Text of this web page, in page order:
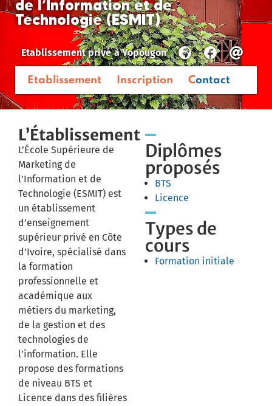
de l’Information et de
Technologie (ESMIT)
Etablissement privé àYopougon
Etablissement Inscription Contact
L’Établissement
L’École Supérieure de
Marketing de
l’Information et de
Technologie (ESMIT) est
un établissement
d’enseignement
supérieur privé en Côte
d’Ivoire, spécialisé dans
la formation
professionnelle et
académique aux
métiers du marketing,
de la gestion et des
technologies de
l’information. Elle
propose des formations
de niveau BTS et
Licence dans des filières
Diplômes
proposés
BTS
Licence
Types de
cours
Formation initiale